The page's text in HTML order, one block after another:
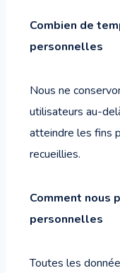
Combien de
personnelles
Nous ne
utilisateurs au-
atteindre les fins
recueillies.
Comment nous
personnelles
Toutes les